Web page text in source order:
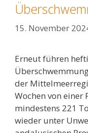
15. November
Erneut führen
der
Wochen von
mindestens 221
wieder unter